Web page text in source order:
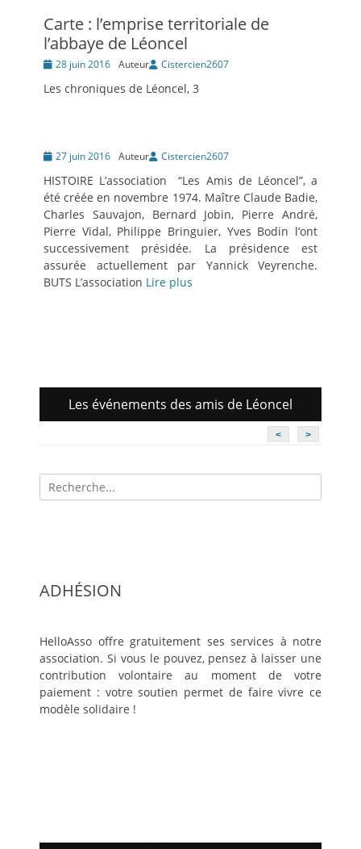
Carte : l’emprise territoriale de
l’abbaye de Léoncel
Posté28 juin 2016 Auteur Cistercien2607
Les chroniques de Léoncel, 3
Posté27 juin 2016 Auteur Cistercien2607
HISTOIRE L’association “Les Amis de Léoncel”, a
été créée en novembre 1974. Maître Claude Badie,
Charles Sauvajon, Bernard Jobin, Pierre André,
Pierre Vidal, Philippe Bringuier, Yves Bodin l’ont
successivement présidée. La présidence est
assurée actuellement par Yannick Veyrenche.
BUTS L’association Lire plus
Les événements des amis de Léoncel
< >
Recherche
pour:
ADHÉSION
HelloAsso offre gratuitement ses services à notre
association. Si vous le pouvez, pensez à laisser une
contribution volontaire au moment de votre
paiement : votre soutien permet de faire vivre ce
modèle solidaire !